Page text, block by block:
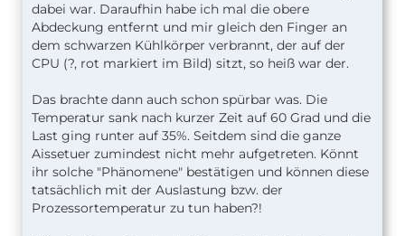
dabei war. Daraufhin habe ich mal die obere
Abdeckung entfernt und mir gleich den Finger an
dem schwarzen Kühlkörper verbrannt, der auf der
CPU (?, rot markiert im Bild) sitzt, so heiß war der.
Das brachte dann auch schon spürbar was. Die
Temperatur sank nach kurzer Zeit auf 60 Grad und die
Last ging runter auf 35%. Seitdem sind die ganze
Aissetuer zumindest nicht mehr aufgetreten. Könnt
ihr solche "Phänomene" bestätigen und können diese
tatsächlich mit der Auslastung bzw. der
Prozessortemperatur zu tun haben?!